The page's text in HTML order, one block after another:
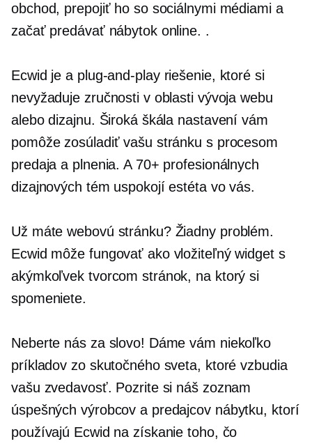
obchod, prepojiť ho so sociálnymi médiami a
začať predávať nábytok online. .
Ecwid je a plug-and-playriešenie, ktoré si
nevyžaduje zručnosti v oblasti vývoja webu
alebo dizajnu. Široká škála nastavení vám
pomôže zosúladiť vašu stránku s procesom
predaja a plnenia. A 70+ profesionálnych
dizajnových tém uspokojí estéta vo vás.
Už máte webovú stránku? Žiadny problém.
Ecwid môže fungovať ako vložiteľný widget s
akýmkoľvek tvorcom stránok, na ktorý si
spomeniete.
Neberte nás za slovo! Dáme vám niekoľko
príkladov zo skutočného sveta, ktoré vzbudia
vašu zvedavosť. Pozrite si náš zoznam
úspešných výrobcov a predajcov nábytku, ktorí
používajú Ecwid na získanie toho, čo